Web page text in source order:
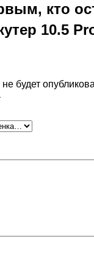
кто
10.5
будет